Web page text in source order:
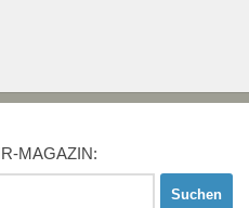
MAGAZIN: